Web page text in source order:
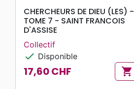
searchAPERÇU RAPIDE
CHERCHEURS DE DIEU (LES) -
TOME 7 - SAINT FRANCOIS
D'ASSISE
Collectif
check Disponible
Prix
17,60 CHF shopping_cart